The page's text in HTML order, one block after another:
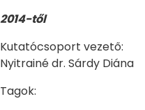
2014-től
Kutatócsoport vezető:
Nyitrainé dr. Sárdy Diána
Tagok: